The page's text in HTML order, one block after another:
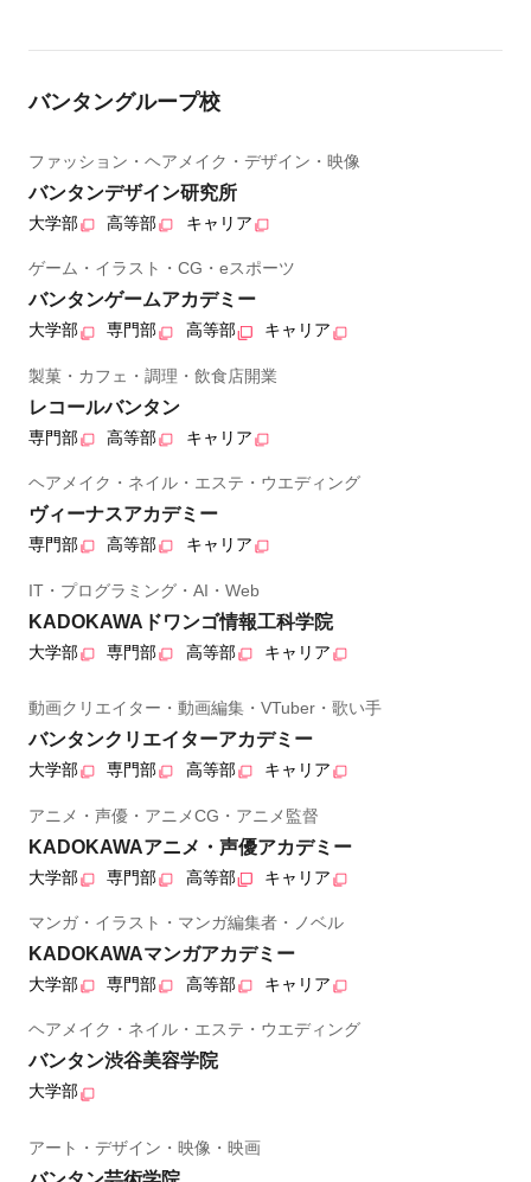
バンタングループ校
ファッション・ヘアメイク・デザイン・映像
バンタンデザイン研究所
大学部 高等部 キャリア
ゲーム・イラスト・CG・eスポーツ
バンタンゲームアカデミー
大学部 専門部 高等部 キャリア
製菓・カフェ・調理・飲食店開業
レコールバンタン
専門部 高等部 キャリア
ヘアメイク・ネイル・エステ・ウエディング
ヴィーナスアカデミー
専門部 高等部 キャリア
IT・プログラミング・AI・Web
KADOKAWAドワンゴ情報工科学院
大学部 専門部 高等部 キャリア
動画クリエイター・動画編集・VTuber・歌い手
バンタンクリエイターアカデミー
大学部 専門部 高等部 キャリア
アニメ・声優・アニメCG・アニメ監督
KADOKAWAアニメ・声優アカデミー
大学部 専門部 高等部 キャリア
マンガ・イラスト・マンガ編集者・ノベル
KADOKAWAマンガアカデミー
大学部 専門部 高等部 キャリア
ヘアメイク・ネイル・エステ・ウエディング
バンタン渋谷美容学院
大学部
アート・デザイン・映像・映画